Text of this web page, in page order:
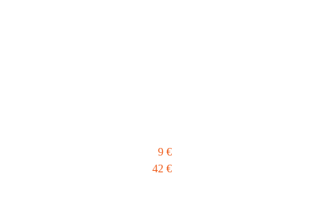
9 €
42 €